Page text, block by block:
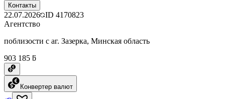
Контакты
22.07.2026 ID 4170823
Агентство
поблизости с аг. Зазерка, Минская область
903 185 ƃ
Конвертер валют